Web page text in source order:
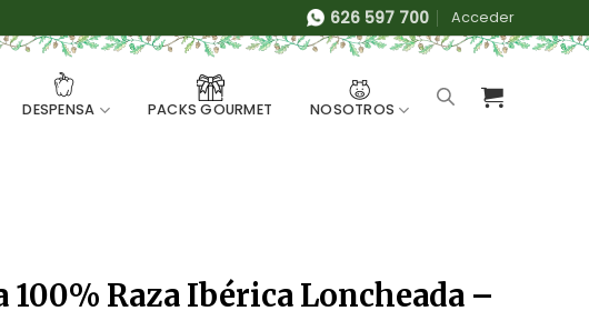
626 597 700 Acceder
DESPENSA PACKS GOURMET NOSOTROS
100% Raza Ibérica Loncheada –